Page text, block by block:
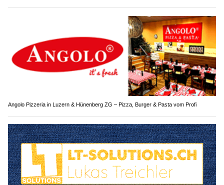
Angolo Pizzeria in Luzern & Hünenberg ZG – Pizza, Burger & Pasta vom Profi